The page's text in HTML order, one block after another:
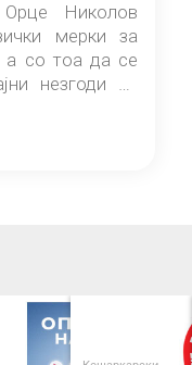
Николов
мерки за
а со тоа да се
незгоди на